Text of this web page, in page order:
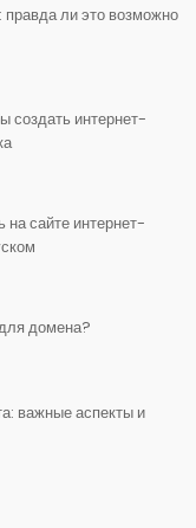
ли это возможно
создать интернет-
на сайте интернет-
домена?
важные аспекты и